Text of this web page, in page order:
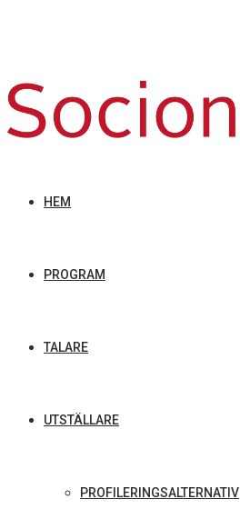
HEM
PROGRAM
TALARE
UTSTÄLLARE
PROFILERINGSALTERNATIV